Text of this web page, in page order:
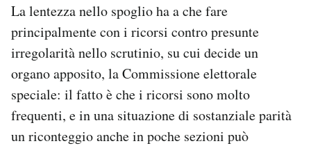
La lentezza nello spoglio ha a che fare
principalmente con i ricorsi contro presunte
irregolarità nello scrutinio, su cui decide un
organo apposito, la Commissione elettorale
speciale: il fatto è che i ricorsi sono molto
frequenti, e in una situazione di sostanziale parità
un riconteggio anche in poche sezioni può